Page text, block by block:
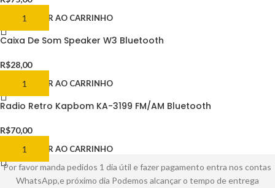
ADICIONAR AO CARRINHO
Caixa De Som Speaker W3 Bluetooth
R$28,00
ADICIONAR AO CARRINHO
Radio Retro Kapbom KA-3199 FM/AM Bluetooth
R$70,00
ADICIONAR AO CARRINHO
Por favor manda pedidos 1 dia útil e fazer pagamento entra nos contas
WhatsApp,e próximo dia Podemos alcançar o tempo de entrega